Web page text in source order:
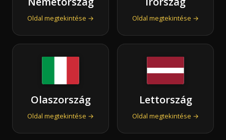
Oldal megtekintése → Oldal megtekintése →
Olaszország
Oldal megtekintése →
Lettország
Oldal megtekintése →